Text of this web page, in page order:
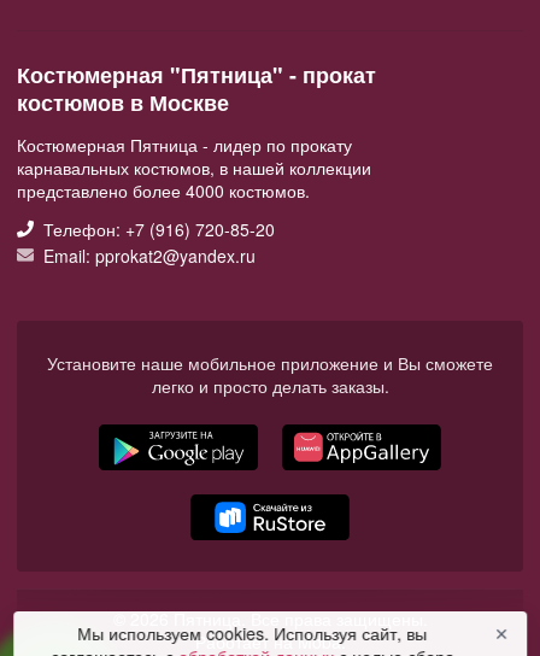
Костюмерная "Пятница" - прокат
костюмов в Москве
Костюмерная Пятница - лидер по прокату
карнавальных костюмов, в нашей коллекции
представлено более 4000 костюмов.
Телефон: +7 (916) 720-85-20
Email: pprokat2@yandex.ru
Установите наше мобильное приложение и Вы сможете
легко и просто делать заказы.
© 2026 Пятница. Все права защищены.
Работает на Moba.
Мы используем cookies. Используя сайт, вы
✕